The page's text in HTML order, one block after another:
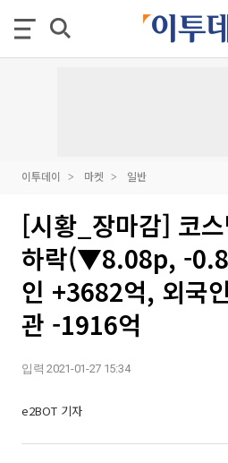
이투데이 마켓 일반
[시황_장마감] 코
하락(▼8.08p, -
인 +3682억, 외국
관 -1916억
입력 2021-01-27 15:34
e2BOT 기자